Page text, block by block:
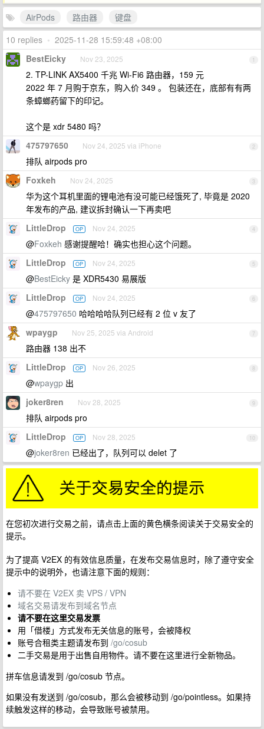
AirPods
路由器
键盘
10 replies • 2025-11-28 15:59:48 +08:00
1
BestEicky Nov 23, 2025
2. TP-LINK AX5400 千兆 Wi-Fi6 路由器，159 元
2022 年 7 月购于京东，购入价 349 。 包装还在，底部有有两
条蟑螂药留下的印记。
这个是 xdr 5480 吗？
2
475797650 Nov 24, 2025 via iPhone
排队 airpods pro
3
Foxkeh Nov 24, 2025
华为这个耳机里面的锂电池有没可能已经饿死了, 毕竟是 2020
年发布的产品, 建议拆封确认一下再卖吧
4
LittleDrop OP Nov 24, 2025
@Foxkeh 感谢提醒哈！确实也担心这个问题。
5
LittleDrop OP Nov 24, 2025
@BestEicky 是 XDR5430 易展版
6
LittleDrop OP Nov 24, 2025
@475797650 哈哈哈哈队列已经有 2 位 v 友了
7
wpaygp Nov 25, 2025 via Android
路由器 138 出不
8
LittleDrop OP Nov 26, 2025
@wpaygp 出
9
joker8ren Nov 28, 2025
排队 airpods pro
10
LittleDrop OP Nov 28, 2025
@joker8ren 已经出了，队列可以 delet 了
在您初次进行交易之前，请点击上面的黄色横条阅读关于交易安全的
提示。
为了提高 V2EX 的有效信息质量，在发布交易信息时，除了遵守安全
提示中的说明外，也请注意下面的规则：
请不要在 V2EX 卖 VPS / VPN
域名交易请发布到域名节点
请不要在这里交易发票
用「借楼」方式发布无关信息的账号，会被降权
账号合租类主题请发布到 /go/cosub
二手交易是用于出售自用物件。请不要在这里进行全新物品。
拼车信息请发到 /go/cosub 节点。
如果没有发送到 /go/cosub，那么会被移动到 /go/pointless。如果持
续触发这样的移动，会导致账号被禁用。